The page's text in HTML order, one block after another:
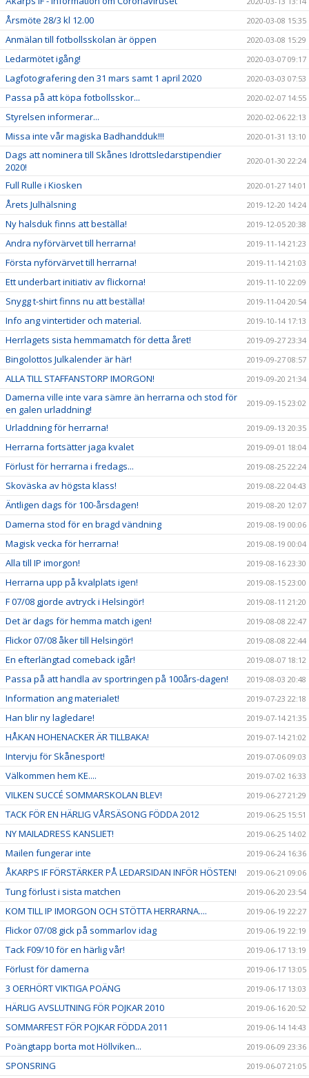
Årsmöte 28/3 kl 12.00 2020-03-08 15:35
Anmälan till fotbollsskolan är öppen 2020-03-08 15:29
Ledarmötet igång! 2020-03-07 09:17
Lagfotografering den 31 mars samt 1 april 2020 2020-03-03 07:53
Passa på att köpa fotbollsskor... 2020-02-07 14:55
Styrelsen informerar... 2020-02-06 22:13
Missa inte vår magiska Badhandduk!!! 2020-01-31 13:10
Dags att nominera till Skånes Idrottsledarstipendier
2020!
2020-01-30 22:24
Full Rulle i Kiosken 2020-01-27 14:01
Årets Julhälsning 2019-12-20 14:24
Ny halsduk finns att beställa! 2019-12-05 20:38
Andra nyförvärvet till herrarna! 2019-11-14 21:23
Första nyförvärvet till herrarna! 2019-11-14 21:03
Ett underbart initiativ av flickorna! 2019-11-10 22:09
Snygg t-shirt finns nu att beställa! 2019-11-04 20:54
Info ang vintertider och material. 2019-10-14 17:13
Herrlagets sista hemmamatch för detta året! 2019-09-27 23:34
Bingolottos Julkalender är här! 2019-09-27 08:57
ALLA TILL STAFFANSTORP IMORGON! 2019-09-20 21:34
Damerna ville inte vara sämre än herrarna och stod för
en galen urladdning!
2019-09-15 23:02
Urladdning för herrarna! 2019-09-13 20:35
Herrarna fortsätter jaga kvalet 2019-09-01 18:04
Förlust för herrarna i fredags... 2019-08-25 22:24
Skoväska av högsta klass! 2019-08-22 04:43
Äntligen dags för 100-årsdagen! 2019-08-20 12:07
Damerna stod för en bragd vändning 2019-08-19 00:06
Magisk vecka för herrarna! 2019-08-19 00:04
Alla till IP imorgon! 2019-08-16 23:30
Herrarna upp på kvalplats igen! 2019-08-15 23:00
F 07/08 gjorde avtryck i Helsingör! 2019-08-11 21:20
Det är dags för hemma match igen! 2019-08-08 22:47
Flickor 07/08 åker till Helsingör! 2019-08-08 22:44
En efterlängtad comeback igår! 2019-08-07 18:12
Passa på att handla av sportringen på 100års-dagen! 2019-08-03 20:48
Information ang materialet! 2019-07-23 22:18
Han blir ny lagledare! 2019-07-14 21:35
HÅKAN HOHENACKER ÄR TILLBAKA! 2019-07-14 21:02
Intervju för Skånesport! 2019-07-06 09:03
Välkommen hem KE.... 2019-07-02 16:33
VILKEN SUCCÉ SOMMARSKOLAN BLEV! 2019-06-27 21:29
TACK FÖR EN HÄRLIG VÅRSÄSONG FÖDDA 2012 2019-06-25 15:51
NY MAILADRESS KANSLIET! 2019-06-25 14:02
Mailen fungerar inte 2019-06-24 16:36
ÅKARPS IF FÖRSTÄRKER PÅ LEDARSIDAN INFÖR HÖSTEN! 2019-06-21 09:06
Tung förlust i sista matchen 2019-06-20 23:54
KOM TILL IP IMORGON OCH STÖTTA HERRARNA.... 2019-06-19 22:27
Flickor 07/08 gick på sommarlov idag 2019-06-19 22:19
Tack F09/10 för en härlig vår! 2019-06-17 13:19
Förlust för damerna 2019-06-17 13:05
3 OERHÖRT VIKTIGA POÄNG 2019-06-17 13:03
HÄRLIG AVSLUTNING FÖR POJKAR 2010 2019-06-16 20:52
SOMMARFEST FÖR POJKAR FÖDDA 2011 2019-06-14 14:43
Poängtapp borta mot Höllviken... 2019-06-09 23:36
SPONSRING 2019-06-07 21:05